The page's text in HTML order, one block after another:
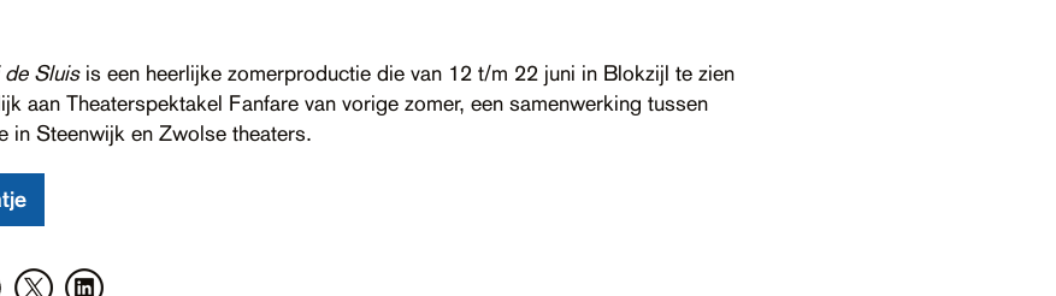
de Sluisis een heerlijke zomerproductie die van 12 t/m 22 juni in Blokzijl te zien
aan Theaterspektakel Fanfare van vorige zomer, een samenwerking tussen
in Steenwijk en Zwolse theaters.